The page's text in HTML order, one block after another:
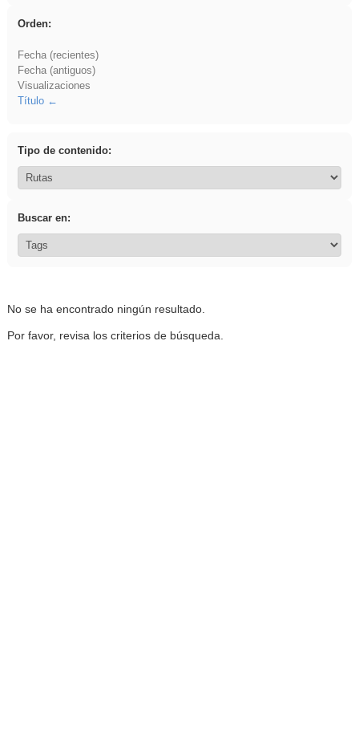
Orden:
Fecha (recientes)
Fecha (antiguos)
Visualizaciones
Título
Tipo de contenido:
Buscar en:
No se ha encontrado ningún resultado.
Por favor, revisa los criterios de búsqueda.